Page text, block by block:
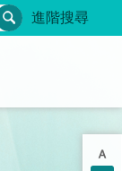
進階搜尋